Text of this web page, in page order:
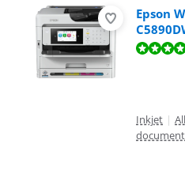
Epson
Beoordeling is 9,1 van de 10,
Inkjet |